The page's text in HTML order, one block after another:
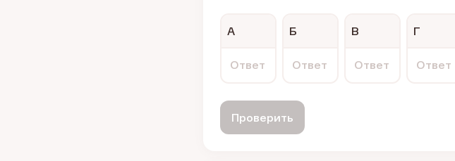
А
Ответ
Б
Ответ
В
Ответ
Г
Ответ
Проверить